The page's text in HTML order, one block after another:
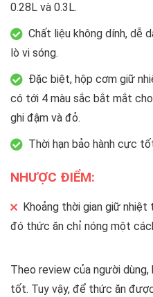
0.28L và 0.3L.
Chất liệu không dính, dễ
lò vi sóng.
Đặc biệt, hộp cơm giữ
có tới 4 màu sắc bắt mắt
ghi đậm và đỏ.
Thời hạn bảo hành cực
NHƯỢC ĐIỂM:
Khoảng thời gian giữ
đó thức ăn chỉ nóng một
Theo review của người
tốt. Tuy vậy, để thức ăn